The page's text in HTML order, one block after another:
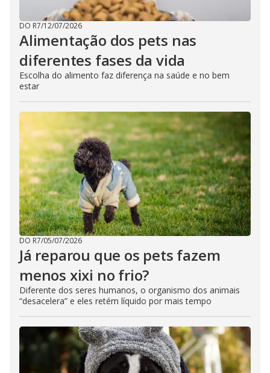
DO R7/12/07/2026
Alimentação dos pets nas
diferentes fases da vida
Escolha do alimento faz diferença na saúde e no bem
estar
DO R7/05/07/2026
Já reparou que os pets fazem
menos xixi no frio?
Diferente dos seres humanos, o organismo dos animais
“desacelera” e eles retém líquido por mais tempo